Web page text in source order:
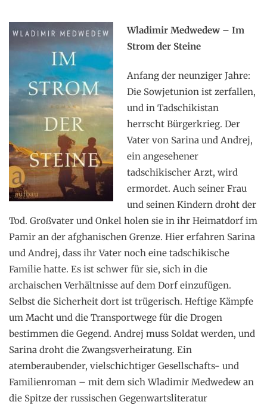
Wladimir Medwedew – Im
Strom der Steine
Anfang der neunziger Jahre:
Die Sowjetunion ist zerfallen,
und in Tadschikistan
herrscht Bürgerkrieg. Der
Vater von Sarina und Andrej,
ein angesehener
tadschikischer Arzt, wird
ermordet. Auch seiner Frau
und seinen Kindern droht der
Tod. Großvater und Onkel holen sie in ihr Heimatdorf im
Pamir an der afghanischen Grenze. Hier erfahren Sarina
und Andrej, dass ihr Vater noch eine tadschikische
Familie hatte. Es ist schwer für sie, sich in die
archaischen Verhältnisse auf dem Dorf einzufügen.
Selbst die Sicherheit dort ist trügerisch. Heftige Kämpfe
um Macht und die Transportwege für die Drogen
bestimmen die Gegend. Andrej muss Soldat werden, und
Sarina droht die Zwangsverheiratung. Ein
atemberaubender, vielschichtiger Gesellschafts- und
Familienroman – mit dem sich Wladimir Medwedew an
die Spitze der russischen Gegenwartsliteratur